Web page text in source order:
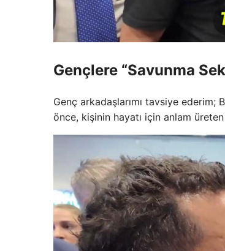
Gençlere “Savunma
Genç arkadaşlarımı tavsiye ederim;
önce, kişinin hayatı için anlam